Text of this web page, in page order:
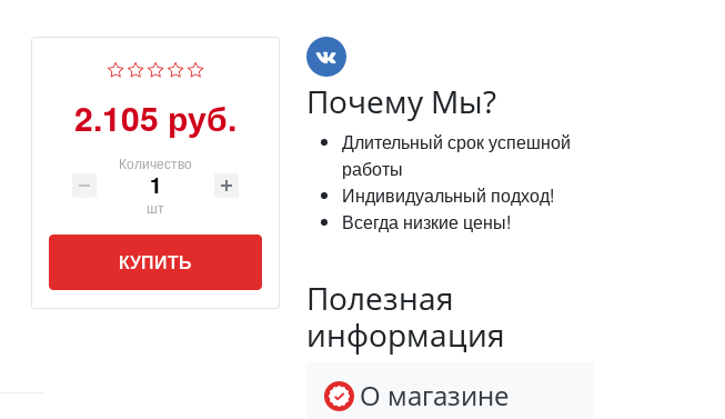
2.105 руб.
Количество
шт
КУПИТЬ
Почему Мы?
Длительный срок успешной
работы
Индивидуальный подход!
Всегда низкие цены!
Полезная
информация
О магазине